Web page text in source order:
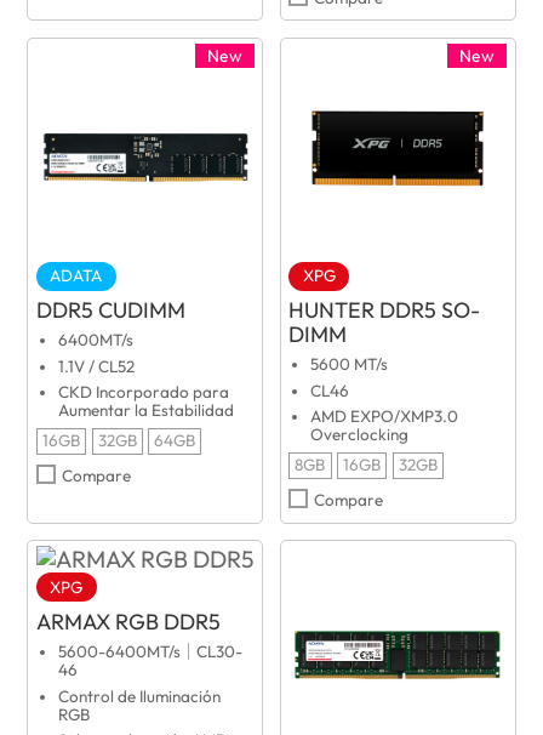
New
ADATA
DDR5 CUDIMM
6400MT/s
1.1V / CL52
CKD Incorporado para
Aumentar la Estabilidad
16GB
32GB
64GB
Compare
New
XPG
HUNTER DDR5 SO-
DIMM
5600 MT/s
CL46
AMD EXPO/XMP3.0
Overclocking
8GB
16GB
32GB
Compare
XPG
ARMAX RGB DDR5
5600-6400MT/s｜CL30-
46
Control de Iluminación
RGB